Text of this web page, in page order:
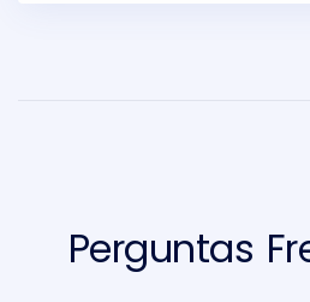
Perguntas